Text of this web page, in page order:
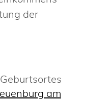
der
am